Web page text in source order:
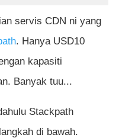
servis CDN ni yang
. Hanya USD10
kapasiti
Banyak tuu...
Stackpath
di bawah.